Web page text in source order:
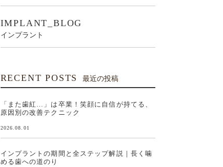
IMPLANT_BLOG
インプラント
RECENT POSTS 最近の投稿
「また歯紅…」は卒業！笑顔に自信が持てる、
原因別の改善テクニック
2026.08.01
インプラントの期間と全ステップ解説｜長く噛
める歯への道のり